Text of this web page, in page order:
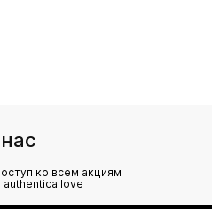
ко всем акциям